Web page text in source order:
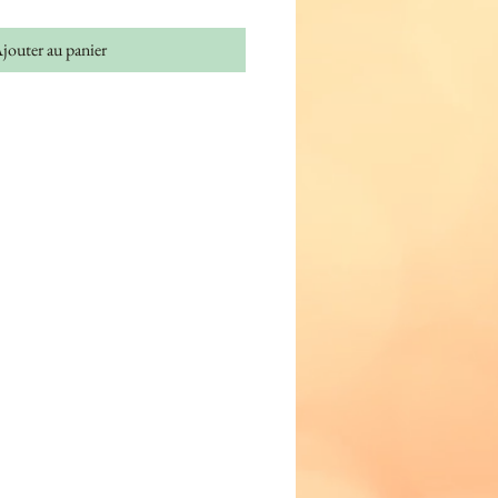
au panier